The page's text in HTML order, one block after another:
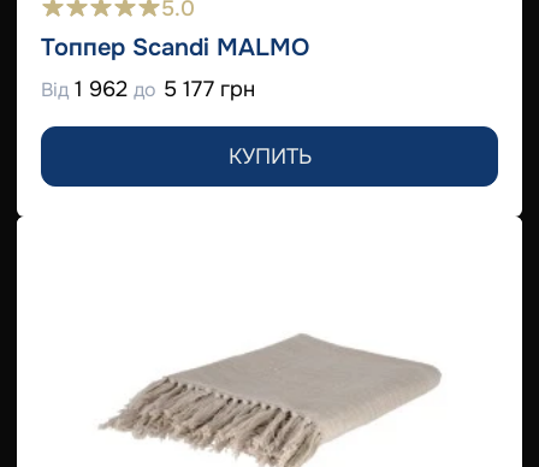
5.0
Топпер Scandi MALMO
Від 1 962 до 5 177 грн
КУПИТЬ